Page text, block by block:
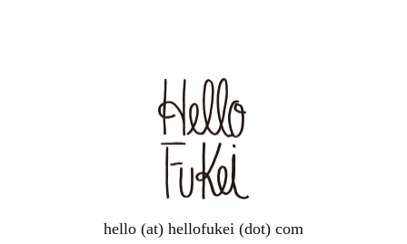
hello (at) hellofukei (dot) com